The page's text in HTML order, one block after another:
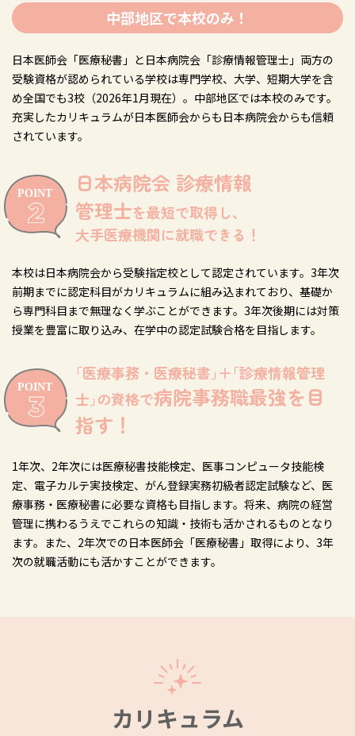
中部地区で本校のみ！
日本医師会「医療秘書」と日本病院会「診療情報管理士」両方の
受験資格が認められている学校は専門学校、大学、短期大学を含
め全国でも3校（2026年1月現在）。中部地区では本校のみです。
充実したカリキュラムが日本医師会からも日本病院会からも信頼
されています。
日本病院会 診療情報
管理士を最短で取得し、
大手医療機関に就職できる！
本校は日本病院会から受験指定校として認定されています。3年次
前期までに認定科目がカリキュラムに組み込まれており、基礎か
ら専門科目まで無理なく学ぶことができます。3年次後期には対策
授業を豊富に取り込み、在学中の認定試験合格を目指します。
｢医療事務・医療秘書｣＋｢診療情報管理
士｣の資格で病院事務職最強を目
指す！
1年次、2年次には医療秘書技能検定、医事コンピュータ技能検
定、電子カルテ実技検定、がん登録実務初級者認定試験など、医
療事務・医療秘書に必要な資格も目指します。将来、病院の経営
管理に携わるうえでこれらの知識・技術も活かされるものとなり
ます。また、2年次での日本医師会「医療秘書」取得により、3年
次の就職活動にも活かすことができます。
カリキュラム